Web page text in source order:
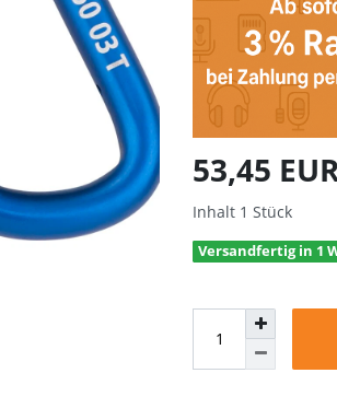
53,45
Inhalt 1 Stück
Versandfertig in 1